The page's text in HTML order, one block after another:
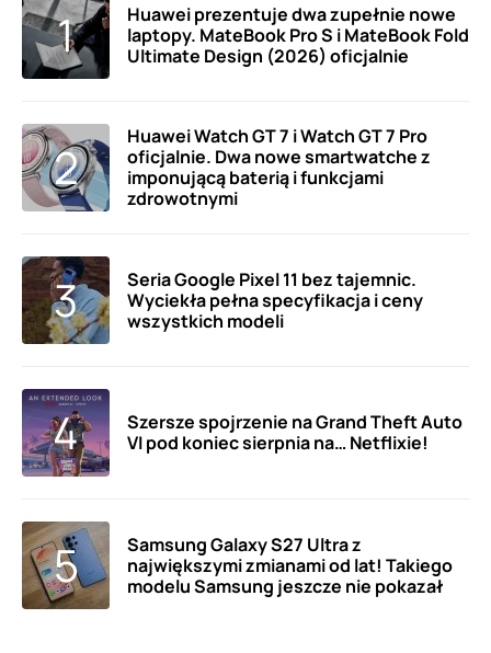
Huawei prezentuje dwa zupełnie nowe
laptopy. MateBook Pro S i MateBook Fold
Ultimate Design (2026) oficjalnie
Huawei Watch GT 7 i Watch GT 7 Pro
oficjalnie. Dwa nowe smartwatche z
imponującą baterią i funkcjami
zdrowotnymi
Seria Google Pixel 11 bez tajemnic.
Wyciekła pełna specyfikacja i ceny
wszystkich modeli
Szersze spojrzenie na Grand Theft Auto
VI pod koniec sierpnia na… Netflixie!
Samsung Galaxy S27 Ultra z
największymi zmianami od lat! Takiego
modelu Samsung jeszcze nie pokazał